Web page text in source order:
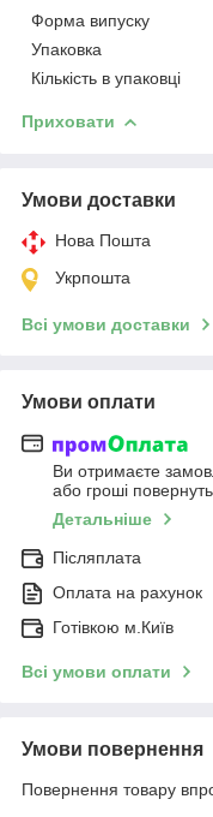
Форма випуску
Упаковка
Кількість в упаковці
Приховати
Умови доставки
Нова Пошта
Укрпошта
Всі умови доставки
Умови оплати
Ви отримаєте
або гроші
Детальніше
Післяплата
Оплата на рахунок
Готівкою м.Київ
Всі умови оплати
Умови повернення
Повернення товару